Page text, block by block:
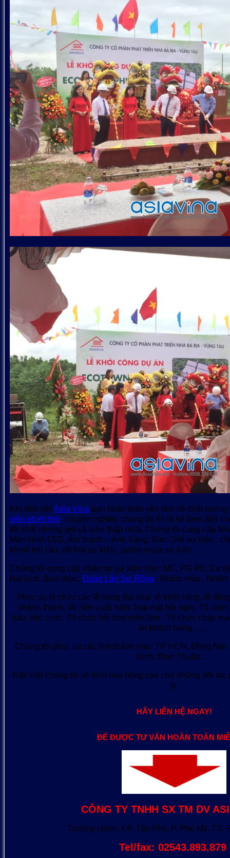
Khi đến với Asia Vina bạn hoàn toàn yên tâm về chất
viên nhiệt tình, chuyên nghiệp chúng tôi tin là sẽ đem đến
tốt nhất nhưng giá cả luôn thấp nhất. Chúng tôi cung cấp
Màn Hình LED, Âm thanh – Ánh Sáng, Bàn Ghế sự kiện ,
khinh khí cầu, rối hơi sự kiện , pallet nhựa sự kiện…
Chúng tôi cung cấp nhân sự sự kiện như: MC, PG PB, Ca
Hài kịch, Ban nhạc, Đoàn Lân Sư Rồng , Nhóm múa ,
Phục vụ tổ chức các lễ trọng đại như: lễ khởi công, lễ
khánh thành, tất niên cuối năm, họp mặt hội nghị, Tổ
báo, tiệc cưới, Tổ chức hội chợ triển lãm , Tổ chức chạy
ân khách hàng , …..
Chúng tôi phục vụ các tỉnh thành như: TP HCM, Đồng
Ninh, Bình Thuận…..
Đặc biệt chúng tôi sẽ trích hoa hồng cao cho những đối
ty.
HÃY LIÊN HỆ NGAY!
ĐỂ ĐƯỢC TƯ VẤN HOÀN TOÀN
CÔNG TY TNHH SX TM DV
Trường chinh, KP. Tân Phú, P, Phú Mỹ, TX.
Tel/fax: 02543.893.879